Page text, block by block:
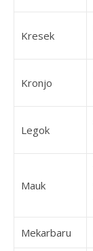
Kresek
Kronjo
Legok
Mauk
Mekarbaru